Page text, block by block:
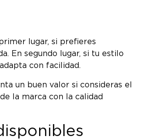
lugar, si prefieres
En segundo lugar, si tu estilo
con facilidad.
un buen valor si consideras el
la marca con la calidad